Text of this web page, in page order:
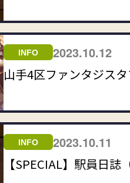
INFO
2023.10.12
山手4区ファンタジス
INFO
2023.10.11
【SPECIAL】駅員日誌